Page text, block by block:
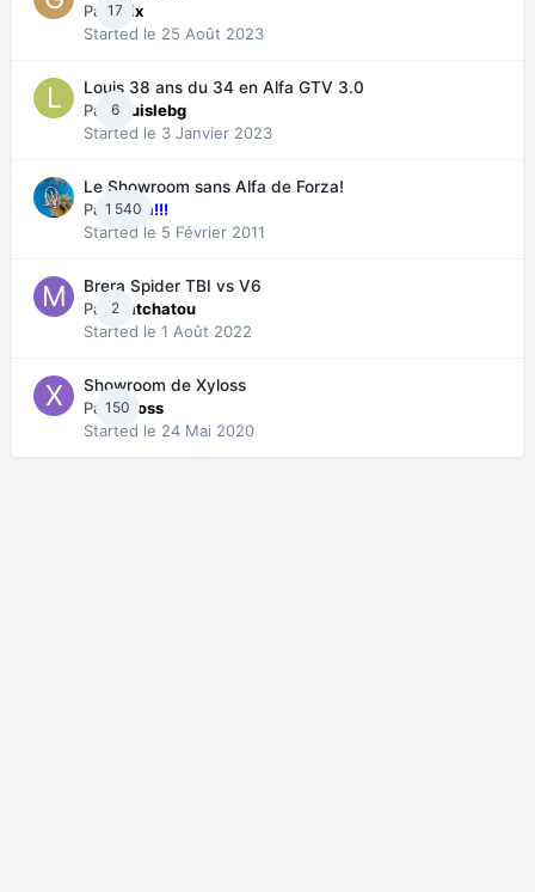
17
Pargsix
Started le 25 Août 2023
6
Louis 38 ans du 34 en Alfa GTV 3.0
ParLouislebg
Started le 3 Janvier 2023
1 540
Le Showroom sans Alfa de Forza!
Par Forza!!!
Started le 5 Février 2011
2
Brera Spider TBI vs V6
Par Matchatou
Started le 1 Août 2022
150
Showroom de Xyloss
ParXyloss
Started le 24 Mai 2020